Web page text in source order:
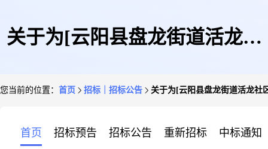
关于为[云阳县盘龙街道活龙社
您当前的位置： 首页 招标｜招标公告 关于为[云阳县盘龙街道活龙社
首页 招标预告 招标公告 重新招标 中标通知